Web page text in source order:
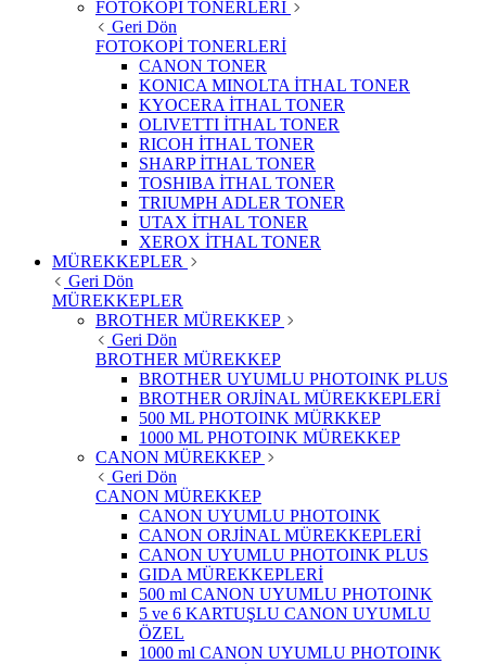
FOTOKOPİ TONERLERİ
Geri Dön
FOTOKOPİ TONERLERİ
CANON TONER
KONICA MINOLTA İTHAL TONER
KYOCERA İTHAL TONER
OLIVETTI İTHAL TONER
RICOH İTHAL TONER
SHARP İTHAL TONER
TOSHIBA İTHAL TONER
TRIUMPH ADLER TONER
UTAX İTHAL TONER
XEROX İTHAL TONER
MÜREKKEPLER
Geri Dön
MÜREKKEPLER
BROTHER MÜREKKEP
Geri Dön
BROTHER MÜREKKEP
BROTHER UYUMLU PHOTOINK PLUS
BROTHER ORJİNAL MÜREKKEPLERİ
500 ML PHOTOINK MÜRKKEP
1000 ML PHOTOINK MÜREKKEP
CANON MÜREKKEP
Geri Dön
CANON MÜREKKEP
CANON UYUMLU PHOTOINK
CANON ORJİNAL MÜREKKEPLERİ
CANON UYUMLU PHOTOINK PLUS
GIDA MÜREKKEPLERİ
500 ml CANON UYUMLU PHOTOINK
5 ve 6 KARTUŞLU CANON UYUMLU
ÖZEL
1000 ml CANON UYUMLU PHOTOINK